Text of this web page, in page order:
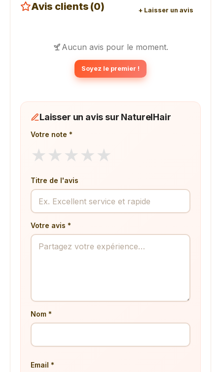
Avis clients (0) + Laisser un avis
Aucun avis pour le moment.
Soyez le premier !
Laisser un avis sur NaturelHair
Votre note *
★ ★ ★ ★ ★
Titre de l'avis
Votre avis *
Nom *
Email *